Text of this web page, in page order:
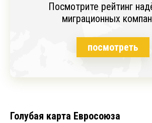
Посмотрите рейтинг
миграционных
посмотреть
Голубая карта Евросоюза